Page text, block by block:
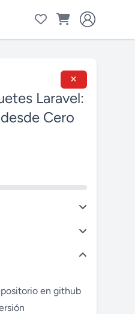
Laravel:
Cero
en github